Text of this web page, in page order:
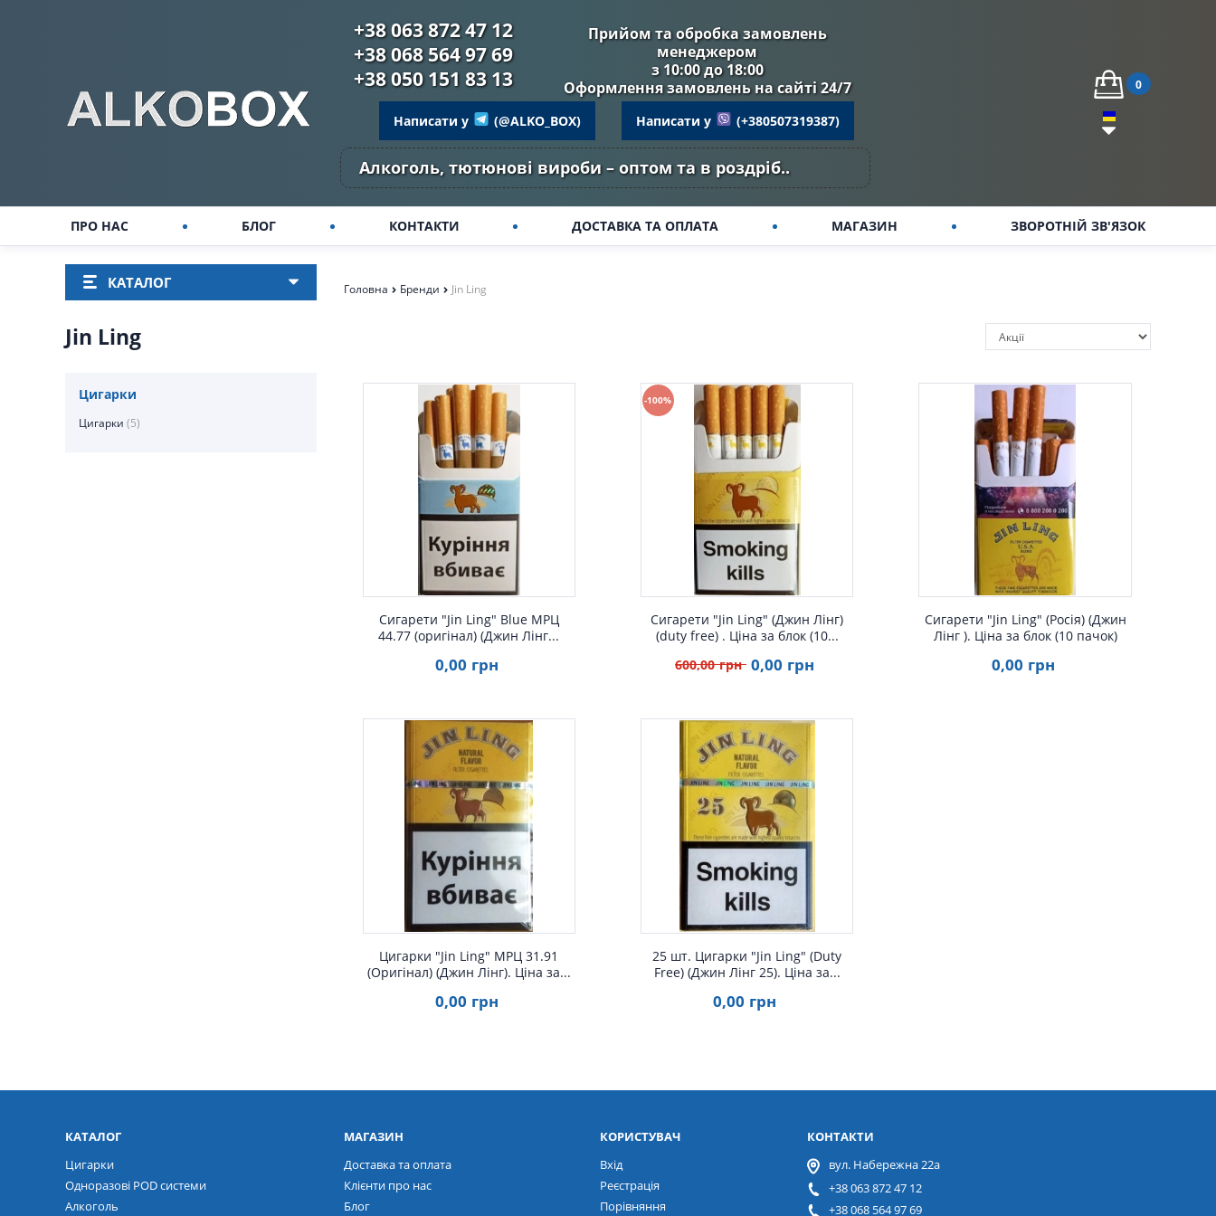
+38 063 872 47 12
+38 068 564 97 69
+38 050 151 83 13
Прийом та обробка замовлень
менеджером
з 10:00 до 18:00
Оформлення замовлень на сайті 24/7
Написати у (@ALKO_BOX) Написати у (+380507319387)
Алкоголь, тютюнові вироби – оптом та в роздріб..
0
ПРО НАС БЛОГ КОНТАКТИ ДОСТАВКА ТА ОПЛАТА МАГАЗИН ЗВОРОТНІЙ ЗВ'ЯЗОК
КАТАЛОГ Головна Бренди Jin Ling
Jin Ling
Цигарки
Цигарки (5)
Швидкий перегляд
Сигарети "Jin Ling" Blue МРЦ
44.77 (оригінал) (Джин Лінг...
0,00 грн
-100%
Швидкий перегляд
Сигарети "Jin Ling" (Джин Лінг)
(duty free) . Ціна за блок (10...
600,00 грн 0,00 грн
Сигарети "Jin Ling" (Росія) (Джин
Лінг ). Ціна за блок (10 пачок)
0,00 грн
Швидкий перегляд
Цигарки "Jin Ling" МРЦ 31.91
(Оригінал) (Джин Лінг). Ціна за...
0,00 грн
Швидкий перегляд
25 шт. Цигарки "Jin Ling" (Duty
Free) (Джин Лінг 25). Ціна за...
0,00 грн
КАТАЛОГ
Цигарки
Одноразові POD системи
Алкоголь
МАГАЗИН
Доставка та оплата
Клієнти про нас
Блог
КОРИСТУВАЧ
Вхід
Реєстрація
Порівняння
КОНТАКТИ
вул. Набережна 22а
+38 063 872 47 12
+38 068 564 97 69